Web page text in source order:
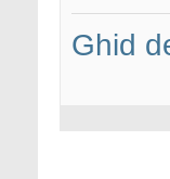
Ghid